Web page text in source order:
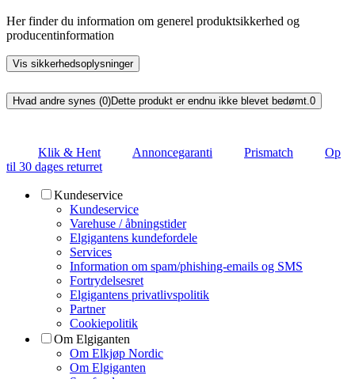
Her finder du information om generel produktsikkerhed og
producentinformation
Vis sikkerhedsoplysninger
Hvad andre synes (0)Dette produkt er endnu ikke blevet bedømt.0
Klik & Hent Annoncegaranti Prismatch
Op
til 30 dages returret
Kundeservice
Kundeservice
Varehuse / åbningstider
Elgigantens kundefordele
Services
Information om spam/phishing-emails og SMS
Fortrydelsesret
Elgigantens privatlivspolitik
Partner
Cookiepolitik
Om Elgiganten
Om Elkjøp Nordic
Om Elgiganten